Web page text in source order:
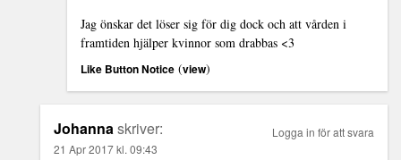
Jag önskar det löser sig för dig dock och att vården i
framtiden hjälper kvinnor som drabbas <3
Like Button Notice (view)
Johannaskriver:
21 Apr 2017 kl. 09:43
Logga in för att svara